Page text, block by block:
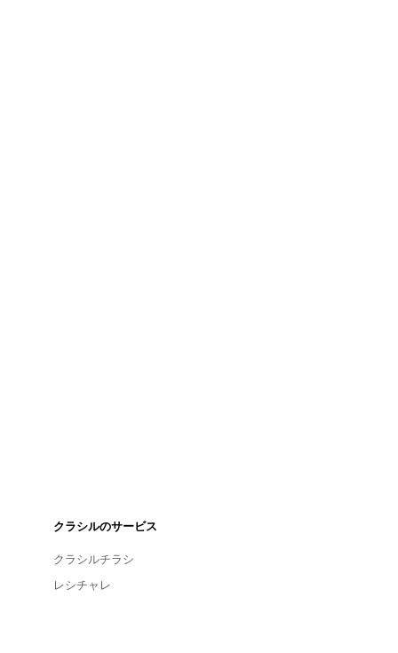
クラシルのサービス
クラシルチラシ
レシチャレ